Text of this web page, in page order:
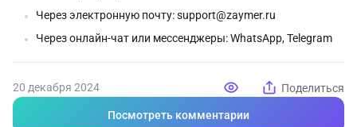
Через электронную почту: support@zaymer.ru
Через онлайн-чат или мессенджеры: WhatsApp, Telegram
20 декабря 2024 Поделиться
Посмотреть комментарии